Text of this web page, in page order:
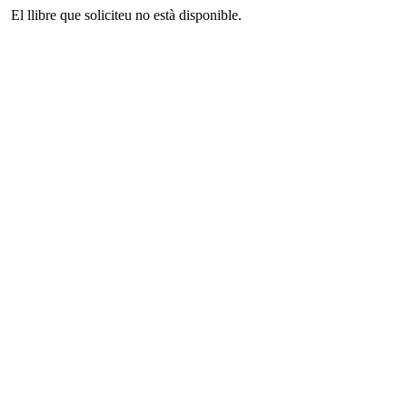
El llibre que soliciteu no està disponible.